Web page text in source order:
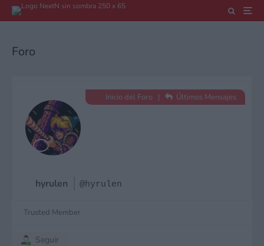
Foro
hyrulen @hyrulen
Inicio del Foro| Últimos Mensajes
Trusted Member
Seguir